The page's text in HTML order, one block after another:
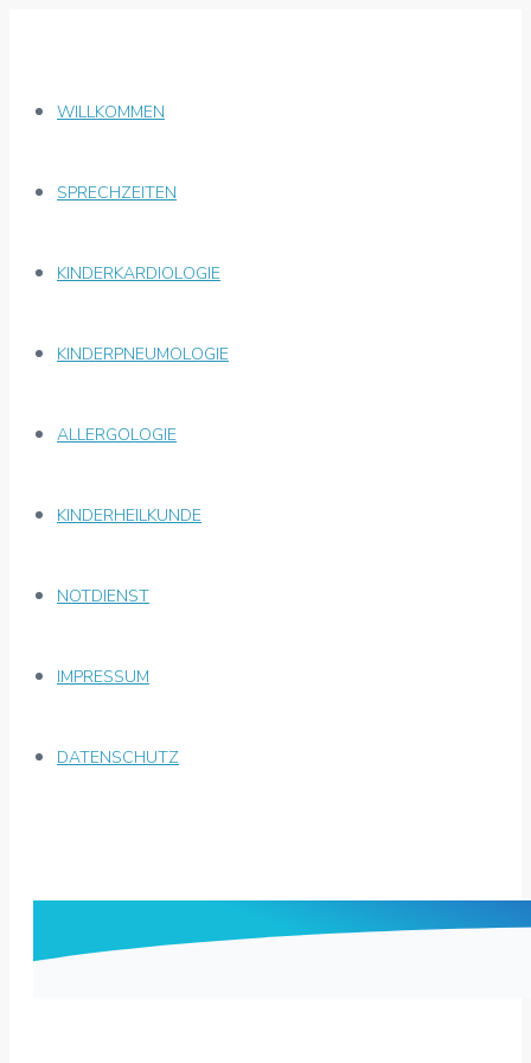
WILLKOMMEN
SPRECHZEITEN
KINDERKARDIOLOGIE
KINDERPNEUMOLOGIE
ALLERGOLOGIE
KINDERHEILKUNDE
NOTDIENST
IMPRESSUM
DATENSCHUTZ